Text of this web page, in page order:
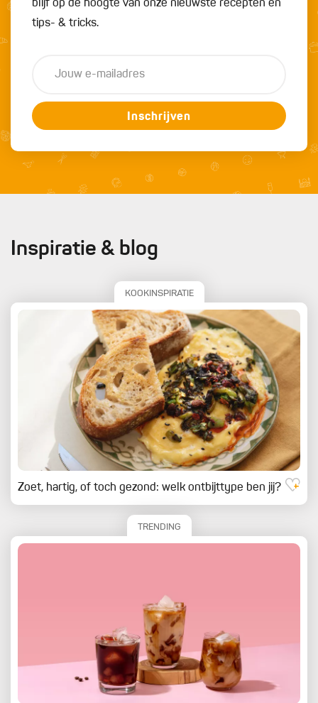
blijf op de hoogte van onze nieuwste recepten en
tips- & tricks.
Inschrijven
Inspiratie & blog
KOOKINSPIRATIE
Zoet, hartig, of toch gezond: welk ontbijttype ben jij?
TRENDING